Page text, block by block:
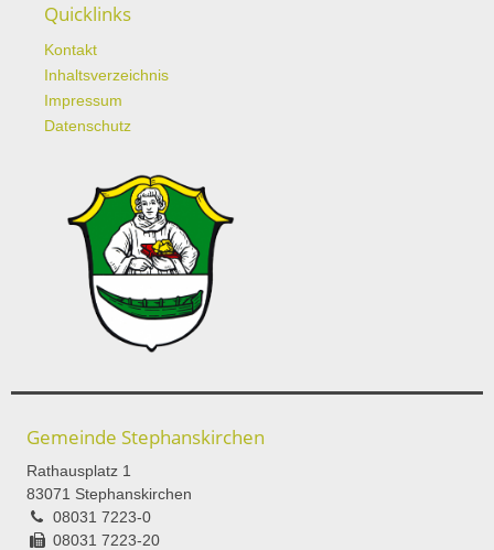
Quicklinks
Kontakt
Inhaltsverzeichnis
Impressum
Datenschutz
Gemeinde Stephanskirchen
Rathausplatz 1
83071 Stephanskirchen
08031 7223-0
08031 7223-20